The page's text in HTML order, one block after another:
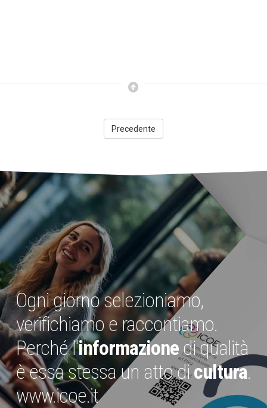
Precedente
Ogni giorno selezioniamo,
verifichiamo e raccontiamo.
Perché l'informazionedi qualità
è essa stessa un atto dicultura.
www.icoe.it